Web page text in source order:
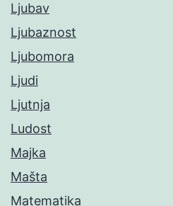
Ljubav
Ljubaznost
Ljubomora
Ljudi
Ljutnja
Ludost
Majka
Mašta
Matematika